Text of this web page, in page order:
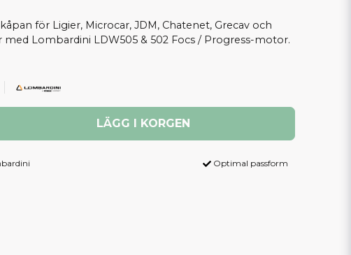
för Ligier, Microcar, JDM, Chatenet, Grecav och
Lombardini LDW505 & 502 Focs / Progress-motor.
LÄGG I KORGEN
Optimal passform